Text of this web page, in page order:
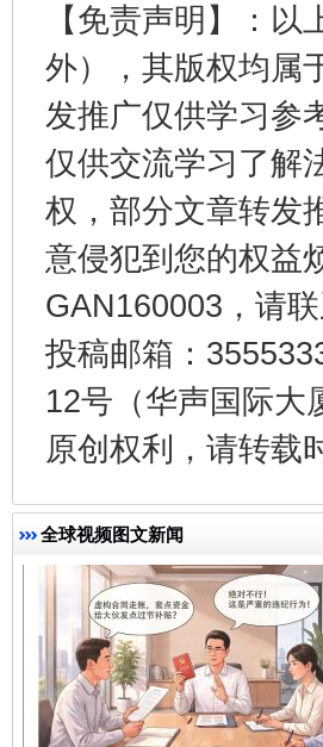
【免责声明】：
外），其版权均属
发推广仅供学习参
仅供交流学习了解
权，部分文章转发
意侵犯到您的权益
GAN160003，请
投稿邮箱：
12号（华声国际大
原创权利，请转载
全球视频图文新闻
千年窑火 生生不息
揭开“小金库”的免责幌子